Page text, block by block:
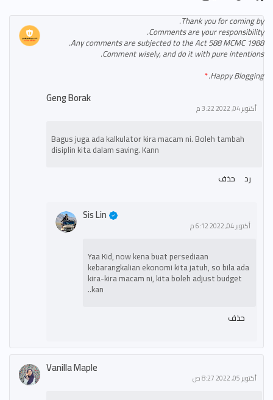
Thank you for coming by.
Comments are your responsibility.
Any comments are subjected to the Act 588 MCMC 1988.
Comment wisely, and do it with pure intentions.
Happy Blogging.
Geng Borak
أكتوبر 04, 2022 3:22 م
Bagus juga ada kalkulator kira macam ni. Boleh tambah
disiplin kita dalam saving. Kann
رد
حذف
Sis Lin
أكتوبر 04, 2022 6:12 م
Yaa Kid, now kena buat persediaan
kebarangkalian ekonomi kita jatuh, so bila ada
kira-kira macam ni, kita boleh adjust budget
kan..
حذف
Vanilla Maple
أكتوبر 05, 2022 8:27 ص